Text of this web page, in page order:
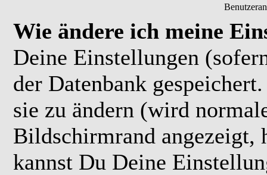
Wie ändere ich meine
Deine Einstellungen
der Datenbank
sie zu ändern (wird
Bildschirmrand angezeigt,
kannst Du Deine